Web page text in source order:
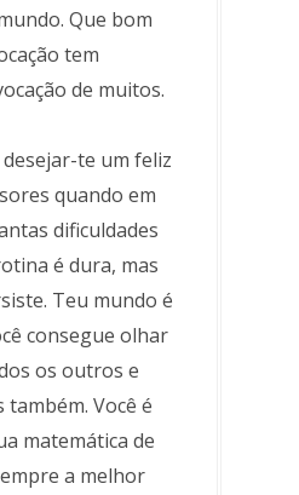
Que bom
tem
de muitos.
te um feliz
quando em
dificuldades
é dura, mas
Teu mundo é
consegue olhar
os outros e
Você é
matemática de
a melhor